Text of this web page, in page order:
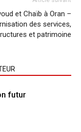
et Chaïb à Oran –
des services,
et patrimoine
futur